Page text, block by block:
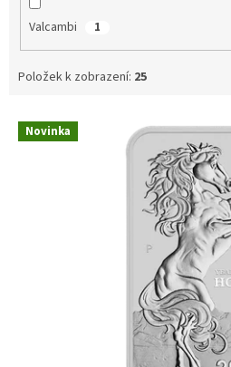
Valcambi 1
Položek k zobrazení: 25
V Novinka